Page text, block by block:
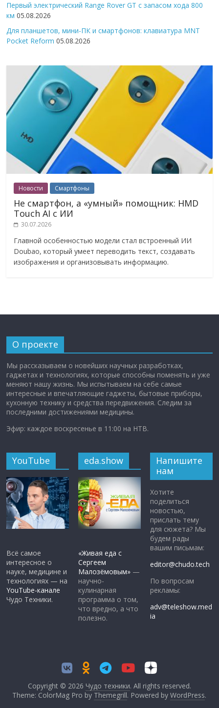
Первый электрический Range Rover GT с запасом хода 800
км 05.08.2026
Для планшетов, мини-ПК и смартфонов: клавиатура MNT
Pocket Reform 05.08.2026
Новости Смартфоны
Не смартфон, а «умный» помощник: HMD
Touch AI с ИИ
30.07.2026
Главной особенностью модели стал встроенный ИИ
Doubao, который умеет переводить текст, создавать
изображения и организовывать информацию.
О проекте
Мы рассказываем о новейших научных разработках,
гаджетах и технологиях, которые способны поменять и уже
меняют нашу жизнь. Мы испытываем на себе самые
интересные и впечатляющие гаджеты, бытовые приборы,
кухонную технику и средства передвижения. Следим за
последними достижениями медицины.
Эфир: каждое воскресенье в 11:00 на НТВ.
YouTube
Всё самое
интересное о
науке, медицине и
технологиях — на
YouTube-канале
Чудо Техники.
eda.show
«Живая еда с
Сергеем
Малозёмовым» —
научно-
кулинарная
программа о том,
что вредно, а что
полезно.
Напишите
нам
Хотите
поделиться
новостью,
прислать тему
для сюжета? Мы
будем рады
вашим письмам:
editor@chudo.tech
По вопросам
рекламы:
adv@teleshow.med
ia
Copyright © 2026 Чудо техники. All rights reserved.
Theme: ColorMag Pro by Themegrill. Powered byWordPress.